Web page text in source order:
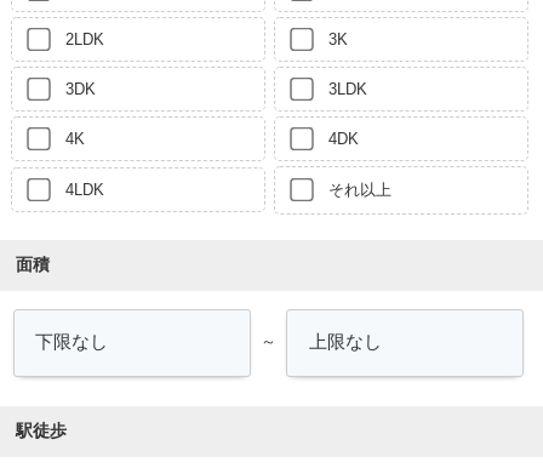
2LDK 3K
3DK 3LDK
4K 4DK
4LDK それ以上
面積
～
駅徒歩